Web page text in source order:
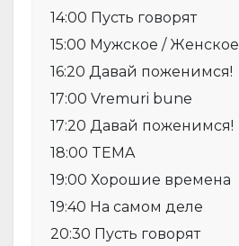
14:00 Пусть говорят
15:00 Мужское / Женское
16:20 Давай поженимся!
17:00 Vremuri bune
17:20 Давай поженимся!
18:00 TEMA
19:00 Хорошие времена
19:40 На самом деле
20:30 Пусть говорят